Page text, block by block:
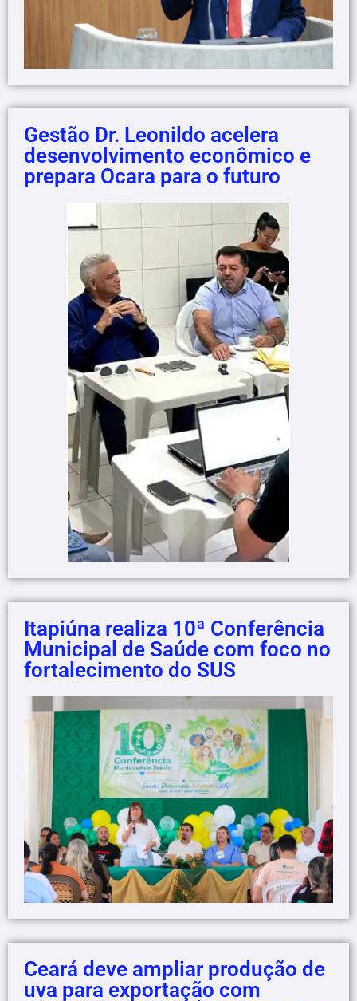
Gestão Dr. Leonildo acelera
desenvolvimento econômico e
prepara Ocara para o futuro
Itapiúna realiza 10ª Conferência
Municipal de Saúde com foco no
fortalecimento do SUS
Ceará deve ampliar produção de
uva para exportação com